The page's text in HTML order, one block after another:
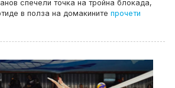
спечели точка на тройна блокада,
в полза на домакините прочети